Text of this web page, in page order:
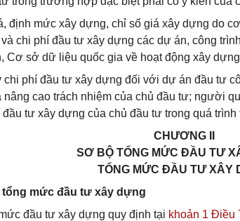
định mức xây dựng, chỉ số giá xây dựng do
và chi phí đầu tư xây dựng các dự án, công
Cơ sở dữ liệu quốc gia về hoạt động xây
chi phí đầu tư xây dựng đối với dự án đầu tư
nâng cao trách nhiệm của chủ đầu tư; người
tư xây dựng của chủ đầu tư trong quá
CHƯƠNG II
SƠ BỘ TỔNG MỨC ĐẦU TƯ
TỔNG MỨC ĐẦU TƯ XÂY
tổng mức đầu tư xây dựng
đầu tư xây dựng quy định tại khoản 1 Điều